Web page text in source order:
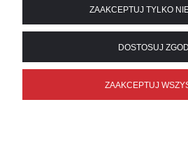
Wysyłka
ZAAKCEPTUJ TYLKO
DOSTOSUJ
ZAAKCEPTUJ